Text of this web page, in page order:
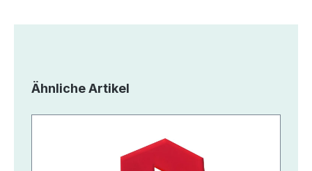
Produktgalerie überspringen
Ähnliche Artikel